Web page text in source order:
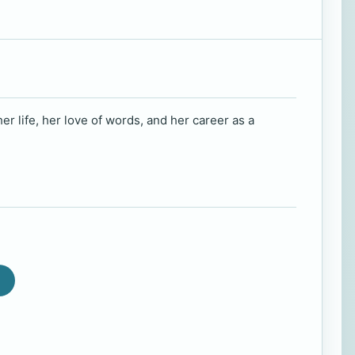
life, her love of words, and her career as a